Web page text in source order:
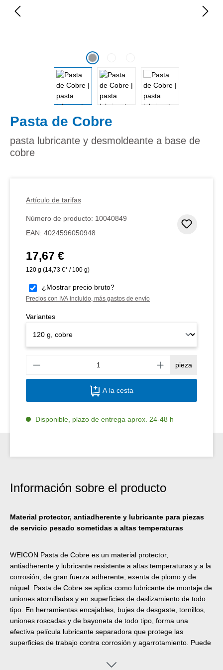
Pasta de Cobre
pasta lubricante y desmoldeante a base de
cobre
Artículo de tarifas
Número de producto: 10040849
EAN: 4024596050948
Precio normal:
17,67 €
120 g (14,73 €* / 100 g)
¿Mostrar precio bruto?
Precios con IVA incluido, más gastos de envío
Variantes
pieza
A la cesta
Disponible, plazo de entrega aprox. 24-48 h
Información sobre el producto
Material protector, antiadherente y lubricante para piezas
de servicio pesado sometidas a altas temperaturas
WEICON Pasta de Cobre es un material protector,
antiadherente y lubricante resistente a altas temperaturas y a la
corrosión, de gran fuerza adherente, exenta de plomo y de
níquel. Pasta de Cobre se aplica como lubricante de montaje de
uniones atornilladas y en superficies de deslizamiento de todo
tipo. En herramientas encajables, bujes de desgaste, tornillos,
uniones roscadas y de bayoneta de todo tipo, forma una
efectiva película lubricante separadora que protege las
superficies de trabajo contra corrosión y agarrotamiento. Puede
levas de freno y pasadores, en los polos de baterías de